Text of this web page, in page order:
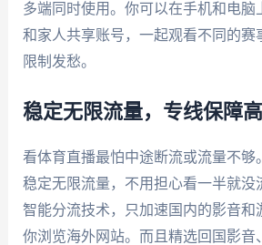
多端同时使用。你可以在手机和电脑
和家人共享账号，一起观看不同的赛
限制发愁。
稳定无限流量，专线保障
看体育直播最怕中途断流或流量不够。
稳定无限流量，不用担心看一半就没
智能分流技术，只加速国内的影音和
你浏览海外网站。而且精选回国影音